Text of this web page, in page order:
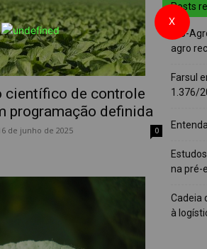
científico de controle
programação definida
de junho de 2025 0
Posts
PIB-
agro
Farsul
1.376/
na pré-
Cadeia
à
X